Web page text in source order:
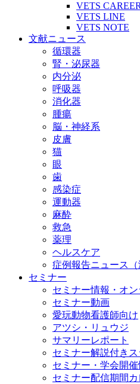
VETS
VETS LINE
VETS NOTE
文献ニュース
循環器
腎・泌尿器
内分泌
呼吸器
消化器
腫瘍
脳・神経系
皮膚
猫
眼
歯
感染症
運動器
麻酔
救急
薬理
ヘルスケア
症例報告ニュース（
セミナー
セミナー情報・オ
セミナー動画
愛玩動物看護師向け
アツシ・リュウジ
サマリーレポート
セミナー解説付きス
セミナー・学会開
セミナー配信期間